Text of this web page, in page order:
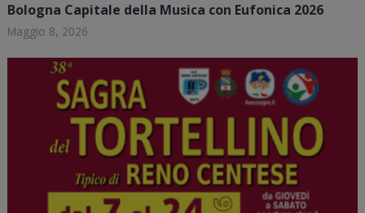
Bologna Capitale della Musica con Eufonica 2026
Maggio 8, 2026